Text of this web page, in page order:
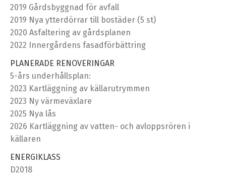
2019 Gårdsbyggnad för avfall
2019 Nya ytterdörrar till bostäder (5 st)
2020 Asfaltering av gårdsplanen
2022 Innergårdens fasadförbättring
PLANERADE RENOVERINGAR
5-års underhållsplan:
2023 Kartläggning av källarutrymmen
2023 Ny värmeväxlare
2025 Nya lås
2026 Kartläggning av vatten- och avloppsrören i
källaren
ENERGIKLASS
D2018